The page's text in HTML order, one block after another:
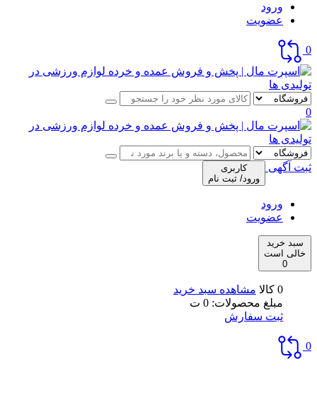
ورود
عضویت
0
0
ثبت آگهی
کاربری
ورود/ ثبت نام
ورود
عضویت
سبد خرید
خالی است
0
0 کالا
مشاهده سبد خرید
مبلغ محصولات: 0 ت
ثبت سفارش
0